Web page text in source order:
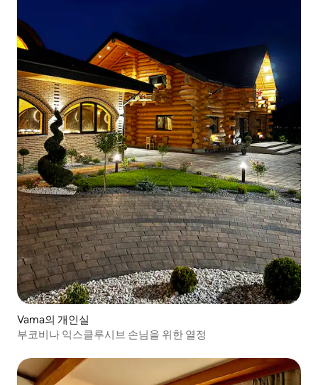
Vama의 개인실
부코비나 익스클루시브 손님을 위한 열정